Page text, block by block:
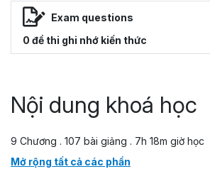
Exam questions
0 đề thi ghi nhớ kiến thức
Nội dung khoá học
9 Chương . 107 bài giảng . 7h 18m giờ học
Mở rộng tất cả các phần